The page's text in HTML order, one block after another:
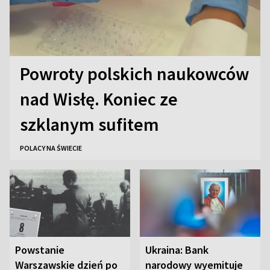
Powroty polskich naukowców
nad Wisłę. Koniec ze
szklanym sufitem
POLACY NA ŚWIECIE
Powstanie
Warszawskie dzień po
Ukraina: Bank
narodowy wyemituje